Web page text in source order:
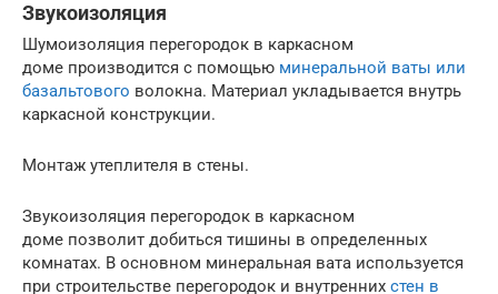
Звукоизоляция
Шумоизоляция перегородок в каркасном
доме производится с помощью минеральной ваты или
базальтового волокна. Материал укладывается внутрь
каркасной конструкции.
Монтаж утеплителя в стены.
Звукоизоляция перегородок в каркасном
доме позволит добиться тишины в определенных
комнатах. В основном минеральная вата используется
при строительстве перегородок и внутренних стен в